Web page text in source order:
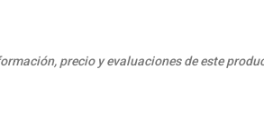
precio y evaluaciones de este